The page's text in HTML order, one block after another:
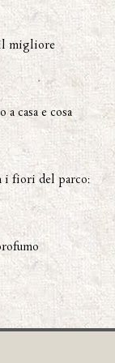
il migliore
casa e cosa
i fiori del parco: